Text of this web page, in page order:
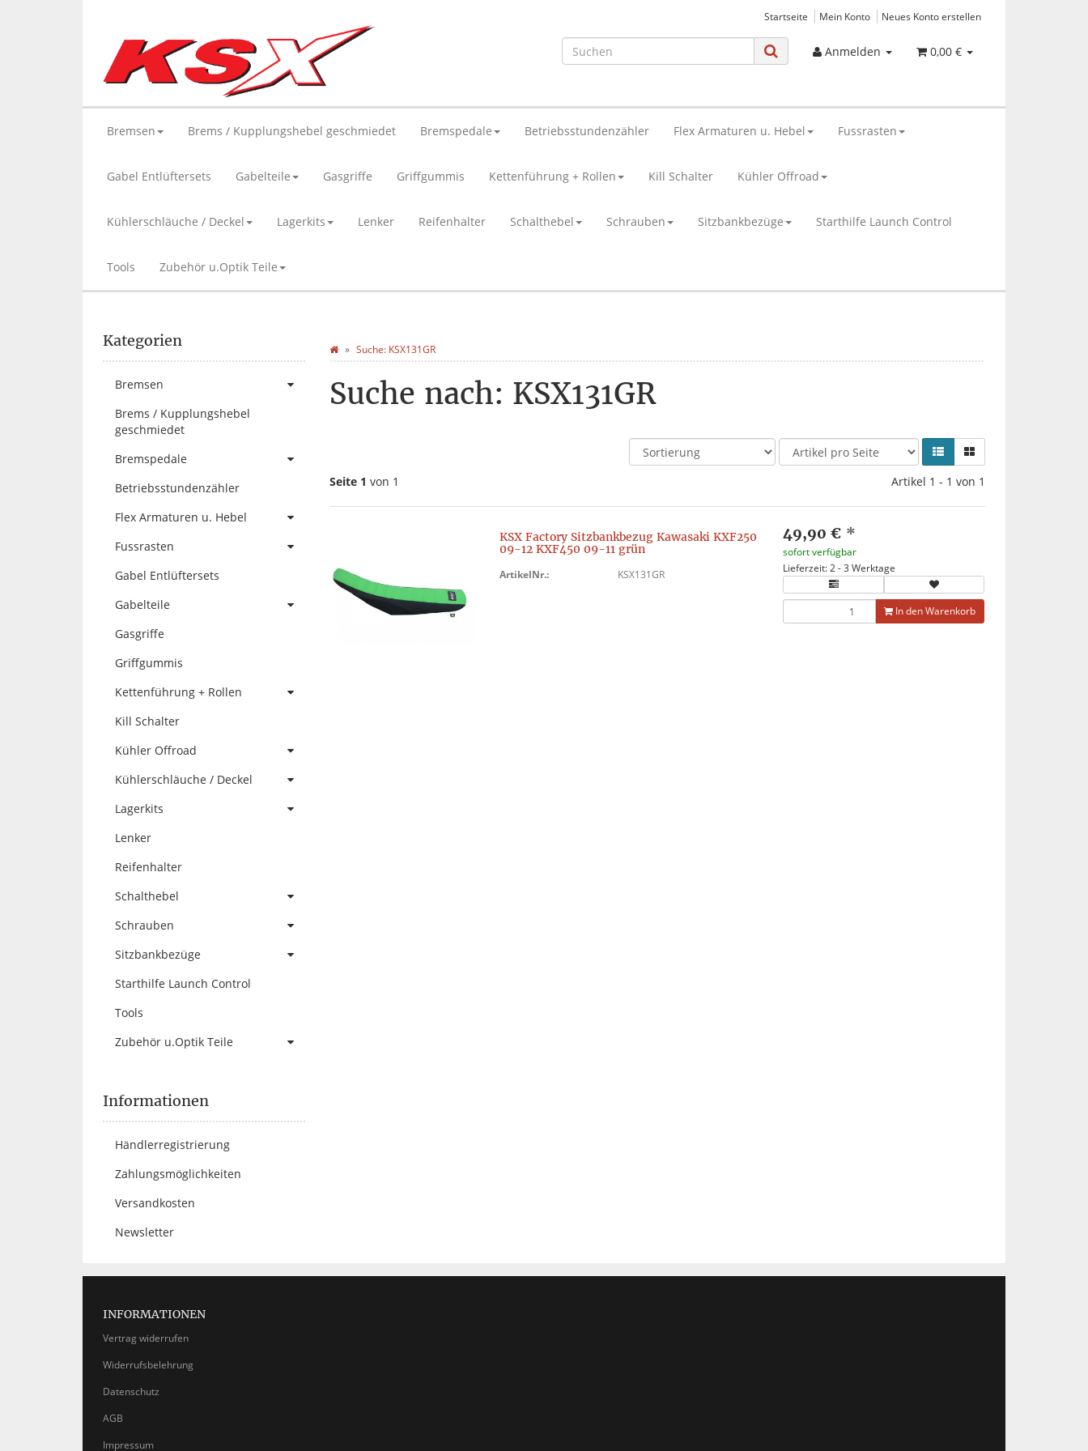
Startseite Mein Konto Neues Konto erstellen
Anmelden 0,00 €
Bremsen Brems / Kupplungshebel geschmiedet Bremspedale Betriebsstundenzähler Flex Armaturen u. Hebel Fussrasten
Gabel Entlüftersets Gabelteile Gasgriffe Griffgummis Kettenführung + Rollen Kill Schalter Kühler Offroad
Kühlerschläuche / Deckel Lagerkits Lenker Reifenhalter Schalthebel Schrauben Sitzbankbezüge Starthilfe Launch Control
Tools Zubehör u.Optik Teile
Suche: KSX131GR
Suche nach: KSX131GR
Seite 1 von 1 Artikel 1 - 1 von 1
KSX Factory Sitzbankbezug Kawasaki KXF250
09-12 KXF450 09-11 grün
ArtikelNr.: KSX131GR
49,90 € *
sofort verfügbar
Lieferzeit: 2 - 3 Werktage
In den Warenkorb
Kategorien
Bremsen
Brems / Kupplungshebel
geschmiedet
Bremspedale
Betriebsstundenzähler
Flex Armaturen u. Hebel
Fussrasten
Gabel Entlüftersets
Gabelteile
Gasgriffe
Griffgummis
Kettenführung + Rollen
Kill Schalter
Kühler Offroad
Kühlerschläuche / Deckel
Lagerkits
Lenker
Reifenhalter
Schalthebel
Schrauben
Sitzbankbezüge
Starthilfe Launch Control
Tools
Zubehör u.Optik Teile
Informationen
Händlerregistrierung
Zahlungsmöglichkeiten
Versandkosten
Newsletter
INFORMATIONEN
Vertrag widerrufen
Widerrufsbelehrung
Datenschutz
AGB
Impressum